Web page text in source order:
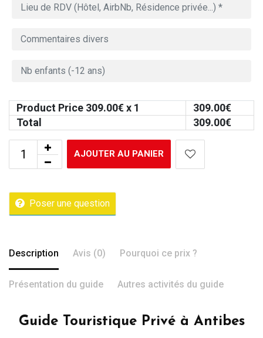
Product Price 309.00€ x 1 309.00€
Total
309.00€
AJOUTER AU PANIER
Poser une question
Description Avis (0) Pourquoi ce prix ?
Présentation du guide Autres activités du guide
Guide Touristique Privé à Antibes